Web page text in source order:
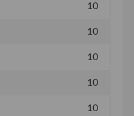
10
10
10
10
10